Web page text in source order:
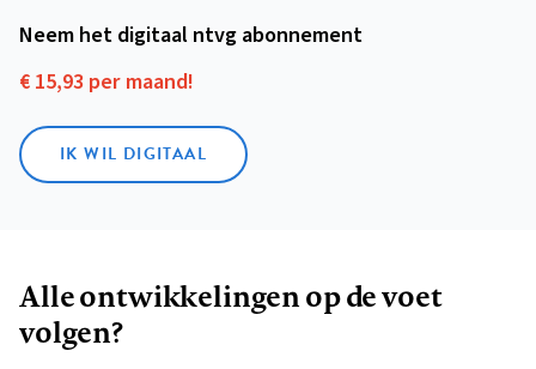
Neem het digitaal ntvg abonnement
€ 15,93 per maand!
IK WIL DIGITAAL
Alle ontwikkelingen op de voet
volgen?